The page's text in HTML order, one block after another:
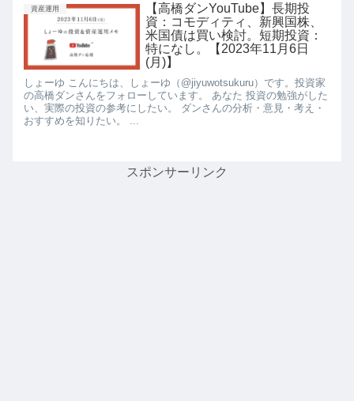
資産運用
【高橋ダンYouTube】長期投
資：コモディティ、新興国株、
米国債は買い検討。短期投資：
特になし。【2023年11月6日
(月)】
しょーゆ こんにちは、しょーゆ（@jiyuwotsukuru）です。投資家
の高橋ダンさんをフォローしています。 あなた 投資の勉強がした
い、実際の投資の参考にしたい。 ダンさんの分析・意見・考え・
おすすめを知りたい。 ...
スポンサーリンク